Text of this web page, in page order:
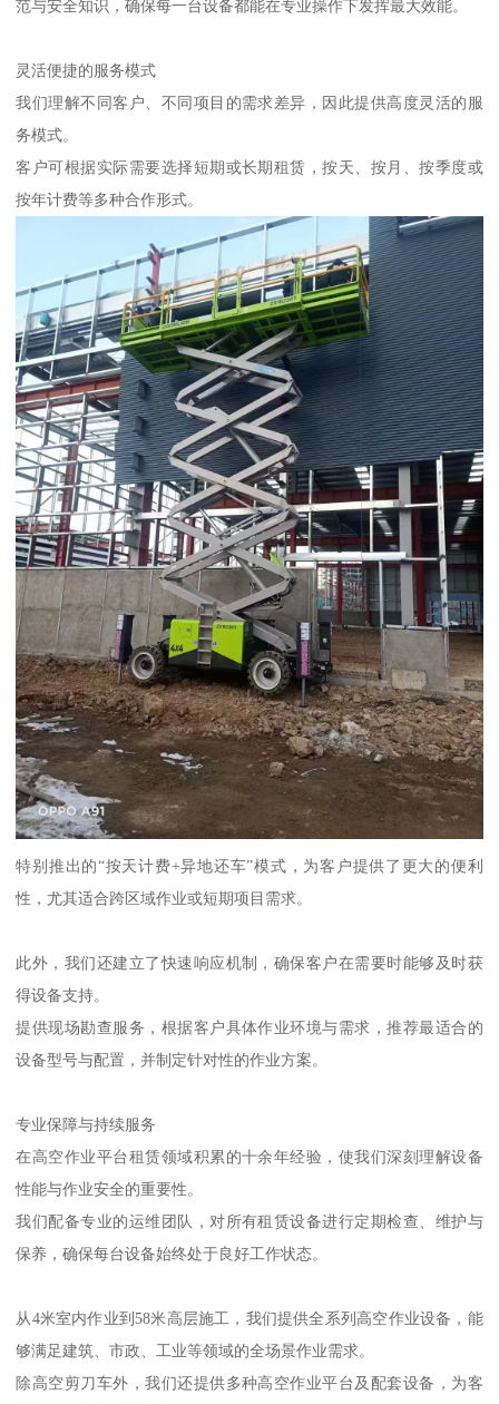
范与安全知识，确保每一台设备都能在专业操作下发挥最大效能。
灵活便捷的服务模式
我们理解不同客户、不同项目的需求差异，因此提供高度灵活的服
务模式。
客户可根据实际需要选择短期或长期租赁，按天、按月、按季度或
按年计费等多种合作形式。
特别推出的“按天计费+异地还车”模式，为客户提供了更大的便利
性，尤其适合跨区域作业或短期项目需求。
此外，我们还建立了快速响应机制，确保客户在需要时能够及时获
得设备支持。
提供现场勘查服务，根据客户具体作业环境与需求，推荐最适合的
设备型号与配置，并制定针对性的作业方案。
专业保障与持续服务
在高空作业平台租赁领域积累的十余年经验，使我们深刻理解设备
性能与作业安全的重要性。
我们配备专业的运维团队，对所有租赁设备进行定期检查、维护与
保养，确保每台设备始终处于良好工作状态。
从4米室内作业到58米高层施工，我们提供全系列高空作业设备，能
够满足建筑、市政、工业等领域的全场景作业需求。
除高空剪刀车外，我们还提供多种高空作业平台及配套设备，为客